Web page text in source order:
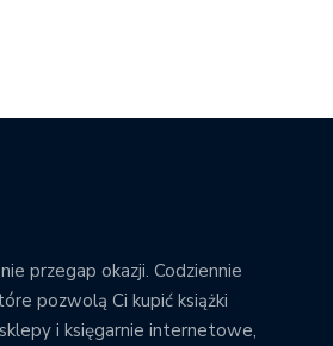
przegap okazji. Codziennie
pozwolą Ci kupić książki
i księgarnie internetowe,